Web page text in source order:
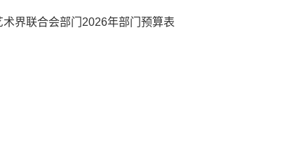
界联合会部门2026年部门预算表